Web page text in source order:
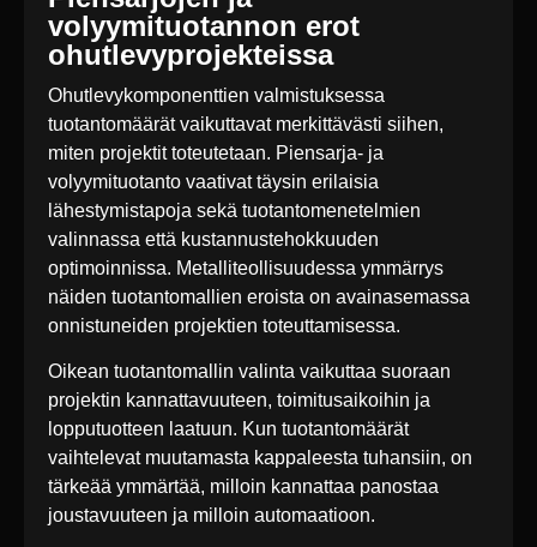
volyymituotannon erot
ohutlevyprojekteissa
Ohutlevykomponenttien valmistuksessa
tuotantomäärät vaikuttavat merkittävästi siihen,
miten projektit toteutetaan. Piensarja- ja
volyymituotanto vaativat täysin erilaisia
lähestymistapoja sekä tuotantomenetelmien
valinnassa että kustannustehokkuuden
optimoinnissa. Metalliteollisuudessa ymmärrys
näiden tuotantomallien eroista on avainasemassa
onnistuneiden projektien toteuttamisessa.
Oikean tuotantomallin valinta vaikuttaa suoraan
projektin kannattavuuteen, toimitusaikoihin ja
lopputuotteen laatuun. Kun tuotantomäärät
vaihtelevat muutamasta kappaleesta tuhansiin, on
tärkeää ymmärtää, milloin kannattaa panostaa
joustavuuteen ja milloin automaatioon.